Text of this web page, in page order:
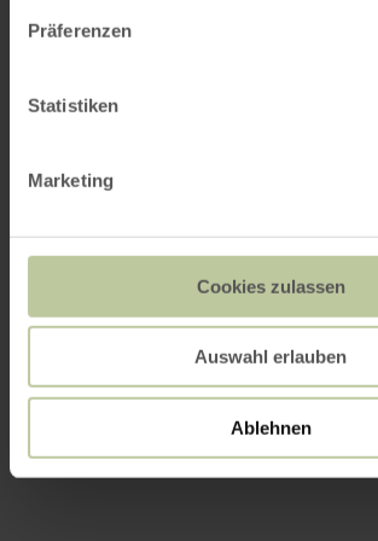
Präferenzen
Statistiken
Marketing
Cookies zulassen
Auswahl erlauben
Ablehnen